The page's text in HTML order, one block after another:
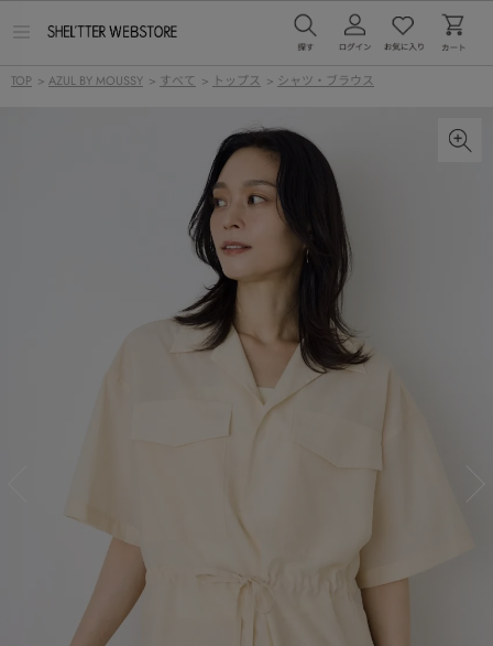
ー
TOP > AZUL BY MOUSSY > すべて > トップス > シャツ・ブラウス